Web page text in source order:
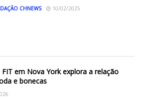
CHNEWS 10/02/2025
FIT em Nova York explora a relação
e bonecas